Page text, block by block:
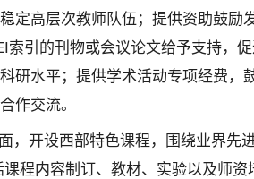
定高层次教师队伍；提供资助鼓励
索引的刊物或会议论文给予支持，
研水平；提供学术活动专项经费，
作交流。
，开设西部特色课程，围绕业界先
程内容制订、教材、实验以及师